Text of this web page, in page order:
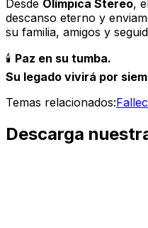
Desde Olímpica Stereo,
descanso eterno y
su familia, amigos y
🕯️ Paz en su tumba.
Su legado vivirá por
Temas relacionados:
Descarga